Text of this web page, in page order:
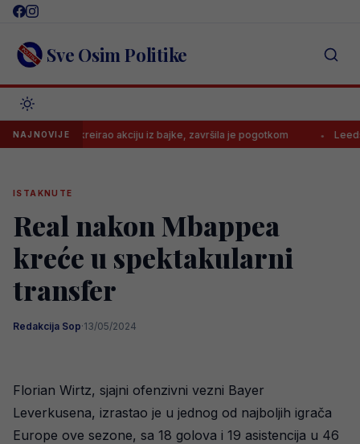
Skip
content Sve Osim Politike
NAJNOVIJE
kreirao akciju iz bajke, završila je pogotkom Leeds od 15
ISTAKNUTE
Real nakon Mbappea
kreće u spektakularni
transfer
Redakcija Sop·13/05/2024
Florian Wirtz, sjajni ofenzivni vezni Bayer
Leverkusena, izrastao je u jednog od najboljih igrača
Europe ove sezone, sa 18 golova i 19 asistencija u 46